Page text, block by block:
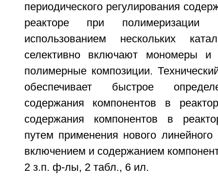
периодического регулирования
реакторе при полимеризации
использованием нескольких
селективно включают мономеры и
полимерные композиции.
обеспечивает быстрое
содержания компонентов в
содержания компонентов в
путем применения нового
включением и содержанием
2 з.п. ф-лы, 2 табл., 6 ил.